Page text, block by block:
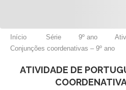
Início Série 9º ano
Conjunções coordenativas – 9º ano
ATIVIDADE DE